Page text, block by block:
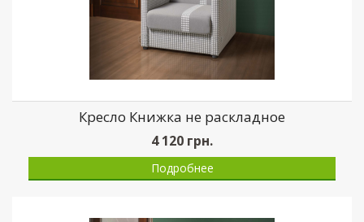
Кресло Книжка не раскладное
4 120 грн.
Подробнее